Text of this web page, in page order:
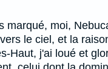
marqué, moi,
le ciel, et la
Haut, j'ai loué et